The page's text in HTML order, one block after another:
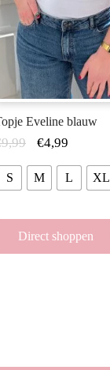
Eveline blauw
9,99 €4,99
S M L XL
Direct shoppen